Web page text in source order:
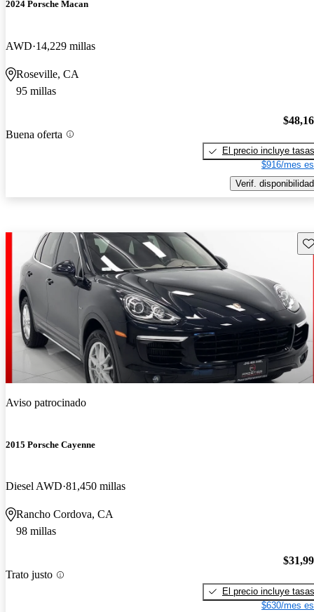
2024 Porsche Macan
AWD 14,229 millas
Roseville, CA
95 millas
Buena oferta
El precio incluye tasas
$916/mes
Verif. disponibilidad
Aviso patrocinado
2015 Porsche Cayenne
Diesel AWD 81,450 millas
Rancho Cordova, CA
98 millas
Trato justo
El precio incluye tasas
$630/mes